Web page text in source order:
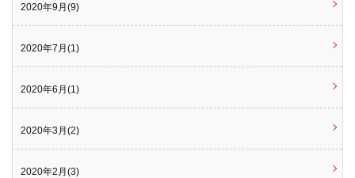
2020年9月(9)
2020年7月(1)
2020年6月(1)
2020年3月(2)
2020年2月(3)